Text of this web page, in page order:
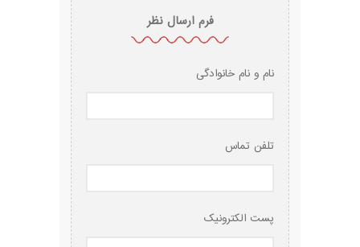
فرم ارسال نظر
نام و نام خانوادگی
تلفن تماس
پست الکترونیک